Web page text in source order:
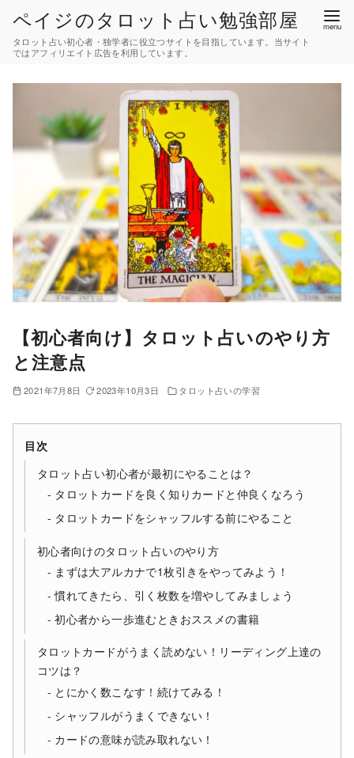
ペイジのタロット占い勉強部屋
タロット占い初心者・独学者に役立つサイトを目指しています。当サイト
ではアフィリエイト広告を利用しています。
【初心者向け】タロット占いのやり方
と注意点
2021年7月8日 2023年10月3日 タロット占いの学習
目次
タロット占い初心者が最初にやることは？
タロットカードを良く知りカードと仲良くなろう
タロットカードをシャッフルする前にやること
初心者向けのタロット占いのやり方
まずは大アルカナで1枚引きをやってみよう！
慣れてきたら、引く枚数を増やしてみましょう
初心者から一歩進むときおススメの書籍
タロットカードがうまく読めない！リーディング上達の
コツは？
とにかく数こなす！続けてみる！
シャッフルがうまくできない！
カードの意味が読み取れない！